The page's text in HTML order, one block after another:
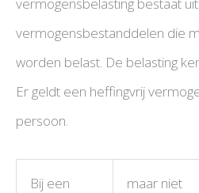
vermogensbestanddelen die
worden belast. De belasting
Er geldt een heffingvrij
persoon.
Bij een
maar niet